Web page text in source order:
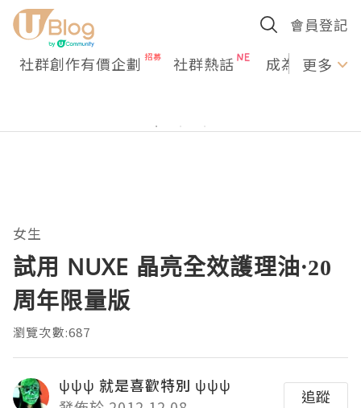
會員登記
社群創作有價企劃 社群熱話 成為U更多
女生
試用 NUXE 晶亮全效護理油·20
周年限量版
瀏覽次數:687
ψψψ 就是喜歡特別 ψψψ
追蹤